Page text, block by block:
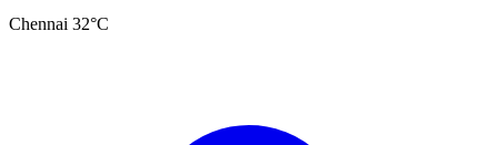
Chennai 32°C